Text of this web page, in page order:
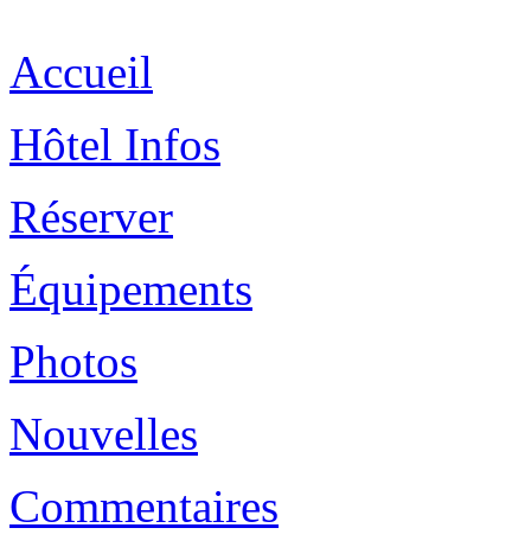
Accueil
Hôtel Infos
Réserver
Équipements
Photos
Nouvelles
Commentaires